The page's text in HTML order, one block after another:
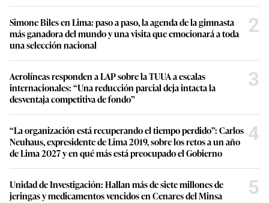
Simone Biles en Lima: paso a paso, la agenda de la gimnasta
más ganadora del mundo y una visita que emocionará a toda
una selección nacional
2
Aerolíneas responden a LAP sobre la TUUA a escalas
internacionales: “Una reducción parcial deja intacta la
desventaja competitiva de fondo”
3
“La organización está recuperando el tiempo perdido”: Carlos
Neuhaus, expresidente de Lima 2019, sobre los retos a un año
de Lima 2027 y en qué más está preocupado el Gobierno
4
Unidad de Investigación: Hallan más de siete millones de
jeringas y medicamentos vencidos en Cenares del Minsa
5